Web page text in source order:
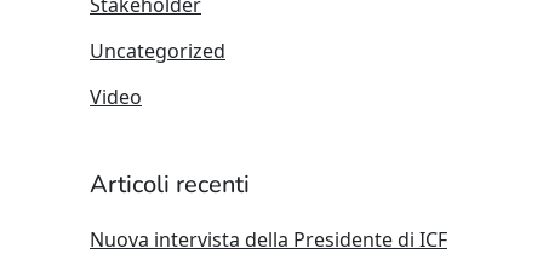
Uncategorized
Video
Articoli recenti
Nuova intervista della Presidente di ICF